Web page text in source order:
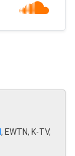
, EWTN, K-TV,